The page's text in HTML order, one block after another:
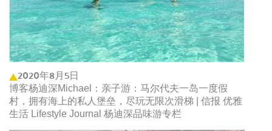
2020年8月5日
博客杨迪深Michael：亲子游：马尔代夫一岛一度假
村，拥有海上的私人堡垒，尽玩无限次滑梯 | 信报 优雅
生活 Lifestyle Journal 杨迪深品味游专栏